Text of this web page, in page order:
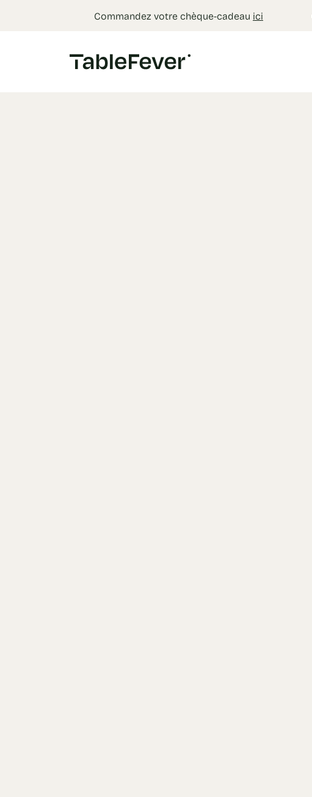
Commandez votre chèque-cadeau ici